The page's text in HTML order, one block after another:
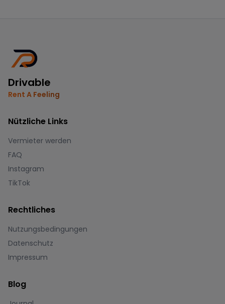
Drivable
Rent A Feeling
Nützliche Links
Vermieter werden
FAQ
Instagram
TikTok
Rechtliches
Nutzungsbedingungen
Datenschutz
Impressum
Blog